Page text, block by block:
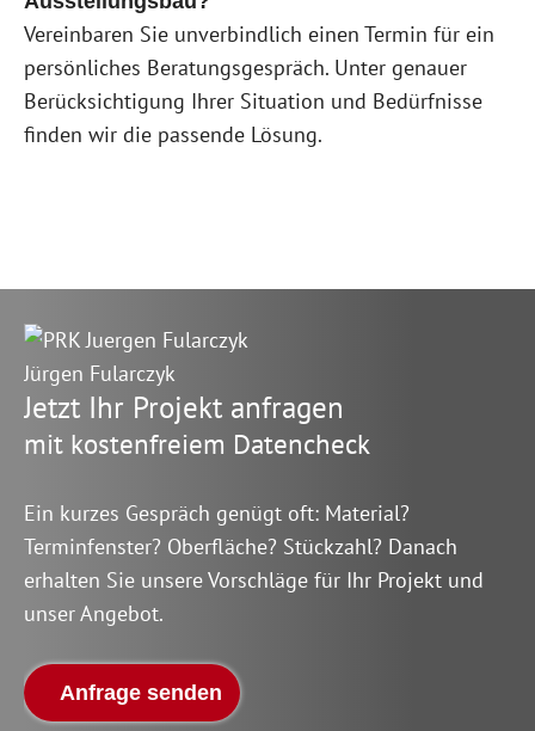
Vereinbaren Sie unverbindlich einen Termin für ein
persönliches Beratungsgespräch. Unter genauer
Berücksichtigung Ihrer Situation und Bedürfnisse
finden wir die passende Lösung.
Jürgen Fularczyk
Jetzt Ihr Projekt anfragen
mit kostenfreiem Datencheck
Ein kurzes Gespräch genügt oft: Material?
Terminfenster? Oberfläche? Stückzahl? Danach
erhalten Sie unsere Vorschläge für Ihr Projekt und
unser Angebot.
Anfrage senden